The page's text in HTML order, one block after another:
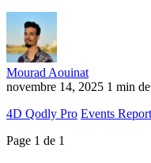
Mourad Aouinat
novembre 14, 2025 1 min
4D Qodly Pro Events Report
Page 1 de 1